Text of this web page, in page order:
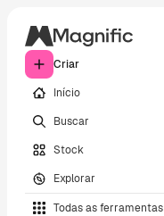
Criar
Início
Buscar
Stock
Explorar
Todas as ferramentas